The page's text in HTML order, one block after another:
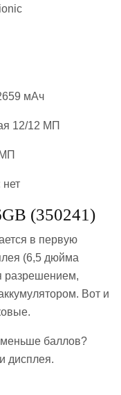
мАч
12/12 МП
(350241)
в первую
(6,5 дюйма
разрешением,
Вот и
меньше баллов?
дисплея.